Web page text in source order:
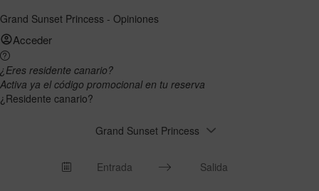
Grand Sunset Princess - Opiniones
Acceder
¿Eres residente canario?
Activa ya el código promocional en tu reserva
¿Residente canario?
Grand Sunset Princess